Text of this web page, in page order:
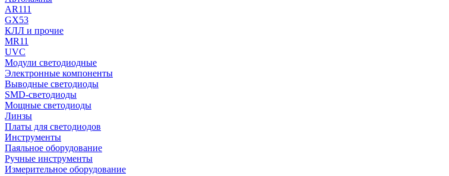
AR111
GX53
КЛЛ и прочие
MR11
UVC
Модули светодиодные
Электронные компоненты
Выводные светодиоды
SMD-светодиоды
Мощные светодиоды
Линзы
Платы для светодиодов
Инструменты
Паяльное оборудование
Ручные инструменты
Измерительное оборудование